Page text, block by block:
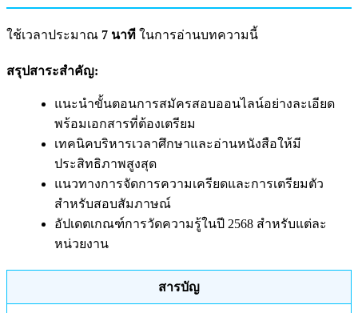
ใช้เวลาประมาณ 7 นาที ในการอ่านบทความนี้
สรุปสาระสำคัญ:
แนะนำขั้นตอนการสมัครสอบออนไลน์อย่างละเอียด
พร้อมเอกสารที่ต้องเตรียม
เทคนิคบริหารเวลาศึกษาและอ่านหนังสือให้มี
ประสิทธิภาพสูงสุด
แนวทางการจัดการความเครียดและการเตรียมตัว
สำหรับสอบสัมภาษณ์
อัปเดตเกณฑ์การวัดความรู้ในปี 2568 สำหรับแต่ละ
หน่วยงาน
สารบัญ